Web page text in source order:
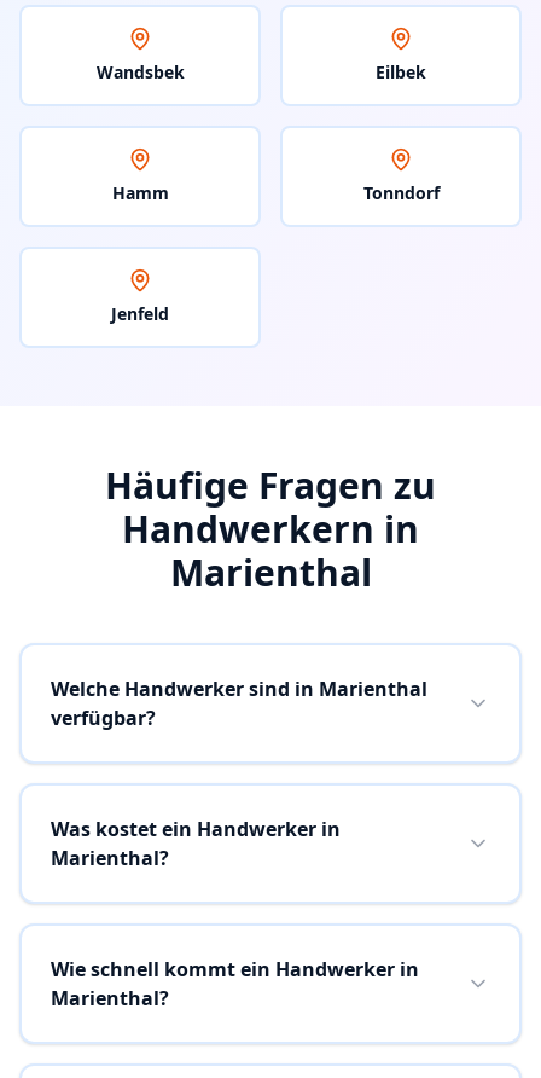
Wandsbek Eilbek
Hamm Tonndorf
Jenfeld
Häufige Fragen zu
Handwerkern in
Marienthal
Welche Handwerker sind in Marienthal
verfügbar?
Was kostet ein Handwerker in
Marienthal?
Wie schnell kommt ein Handwerker in
Marienthal?